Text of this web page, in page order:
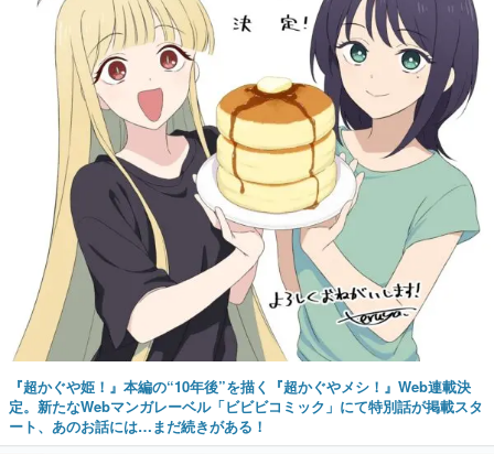
『超かぐや姫！』本編の“10年後”を描く『超かぐやメシ！』Web連載決
定。新たなWebマンガレーベル「ビビビコミック」にて特別話が掲載スタ
ート、あのお話には…まだ続きがある！